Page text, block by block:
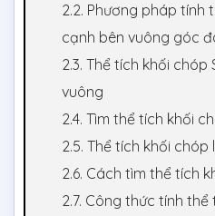
2.2. Phương pháp tính
cạnh bên vuông góc
2.3. Thể tích khối chóp
vuông
2.4. Tìm thể tích khối
2.5. Thể tích khối
2.6. Cách tìm thể tích
2.7. Công thức tính